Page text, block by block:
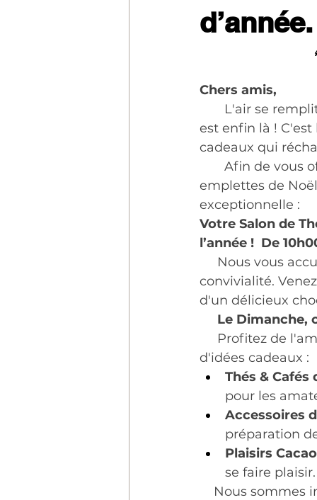
d’année.
Chers amis,
L'air se remplit
est enfin là !
cadeaux qui
Afin de vous
emplettes de
exceptionnelle :
Votre Salon de
l’année !  De
Nous vous
convivialité.
d'un délicieux
Le Dimanche,
Profitez de
d'idées cadeaux :
Thés & Cafés
pour les
Accessoires
préparation
Plaisirs
se faire plaisir.
Nous sommes